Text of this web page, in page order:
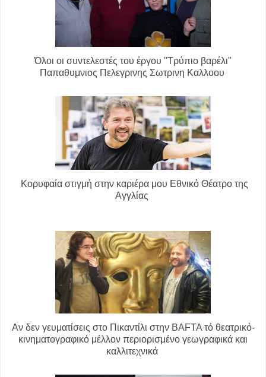
Όλοι οι συντελεστές του έργου "Τρύπιο βαρέλι"
Παπαθυμνιος Πελεγρινης Σωτρινη Καλλοου
Κορυφαία στιγμή στην καριέρα μου Εθνικό Θέατρο της
Αγγλίας
Αν δεν γευματίσεις στο Πικαντίλι στην BAFTA τό θεατρικό-
κινηματογραφικό μέλλον περιορισμένο γεωγραφικά και
καλλιτεχνικά